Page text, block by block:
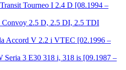
Tourneo I 2.4 D [08.1994 –
2.5 D, 2.5 DI, 2.5 TDI
Accord V 2.2 i VTEC [02.1996 –
3 E30 318 i, 318 is [09.1987 –